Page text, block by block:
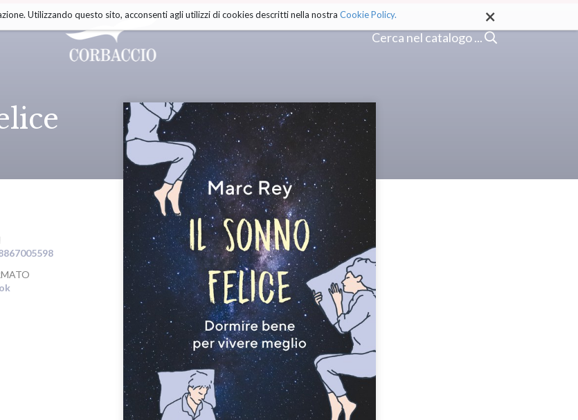
Cerca nel catalogo ...
×
Utilizzando questo sito, acconsenti agli utilizzi di cookies descritti nella nostra Cookie Policy.